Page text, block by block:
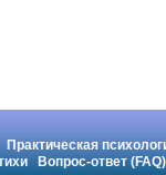
Практическая
Вопрос-ответ (FAQ)